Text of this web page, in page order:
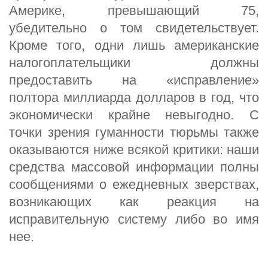
Америке, превышающий 75,
убедительно о том свидетельствует.
Кроме того, одни лишь американские
налогоплательщики должны
предоставить на «исправление»
полтора миллиарда долларов в год, что
экономически крайне невыгодно. С
точки зрения гуманности тюрьмы также
оказываются ниже всякой критики: наши
средства массовой информации полны
сообщениями о ежедневных зверствах,
возникающих как реакция на
исправительную систему либо во имя
нее.